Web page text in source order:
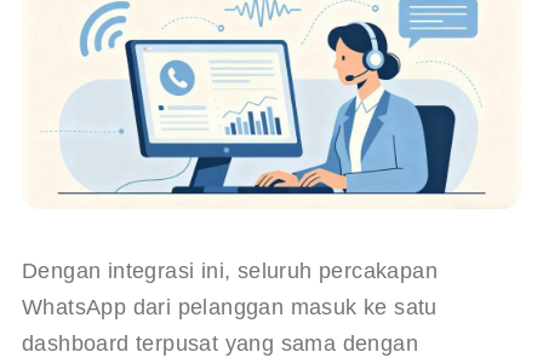
Dengan integrasi ini, seluruh percakapan
WhatsApp dari pelanggan masuk ke satu
dashboard terpusat yang sama dengan